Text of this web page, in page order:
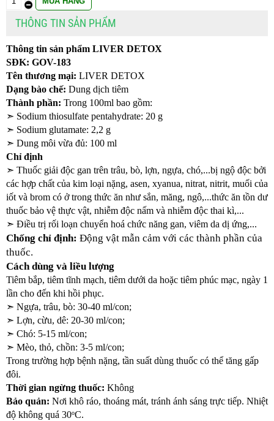
THÔNG TIN SẢN PHẨM
Thông tin sản phẩm LIVER DETOX
SĐK: GOV-183
Tên thương mại: LIVER DETOX
Dạng bào chế: Dung dịch tiêm
Thành phần: Trong 100ml bao gồm:
➣ Sodium thiosulfate pentahydrate: 20 g
➣ Sodium glutamate: 2,2 g
➣ Dung môi vừa đủ: 100 ml
Chỉ định
➣ Thuốc giải độc gan trên trâu, bò, lợn, ngựa, chó,...bị ngộ độc bởi
các hợp chất của kim loại nặng, asen, xyanua, nitrat, nitrit, muối của
iốt và brom có ở trong thức ăn như sắn, măng, ngô,...thức ăn tồn dư
thuốc bảo vệ thực vật, nhiễm độc nấm và nhiễm độc thai kì,...
➣ Điều trị rối loạn chuyển hoá chức năng gan, viêm da dị ứng,...
Chống chỉ định: Động vật mẫn cảm với các thành phần của
thuốc.
Cách dùng và liều lượng
Tiêm bắp, tiêm tĩnh mạch, tiêm dưới da hoặc tiêm phúc mạc, ngày 1
lần cho đến khi hồi phục.
➣ Ngựa, trâu, bò: 30-40 ml/con;
➣ Lợn, cừu, dê: 20-30 ml/con;
➣ Chó: 5-15 ml/con;
➣ Mèo, thỏ, chồn: 3-5 ml/con;
Trong trường hợp bệnh nặng, tần suất dùng thuốc có thể tăng gấp
đôi.
Thời gian ngừng thuốc: Không
Bảo quản: Nơi khô ráo, thoáng mát, tránh ánh sáng trực tiếp. Nhiệt
độ không quá 30oC.